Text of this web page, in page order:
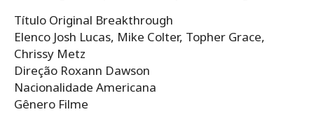
Título Original Breakthrough
Elenco Josh Lucas, Mike Colter, Topher Grace,
Chrissy Metz
Direção Roxann Dawson
Nacionalidade Americana
Gênero Filme